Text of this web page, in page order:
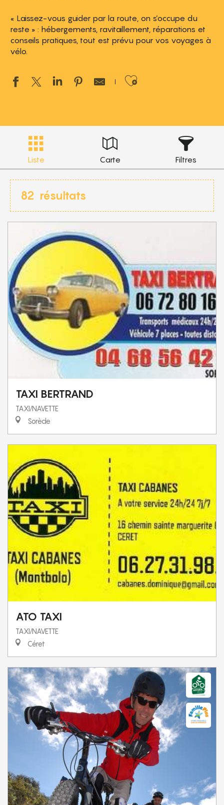
« Laissez-vous guider par la route, on s’occupe du
reste » : hébergements, ravitaillement, réparations et
conseils pratiques, tout est prévu pour vos voyages à
vélo.
Ajouter aux
Liste Carte Filtres
82 résultats
TAXI BERTRAND
TAXI/NAVETTE
Sorède
ATO TAXI
TAXI/NAVETTE
Céret